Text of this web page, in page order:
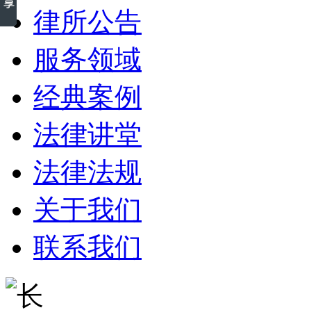
律所公告
服务领域
经典案例
法律讲堂
法律法规
关于我们
联系我们